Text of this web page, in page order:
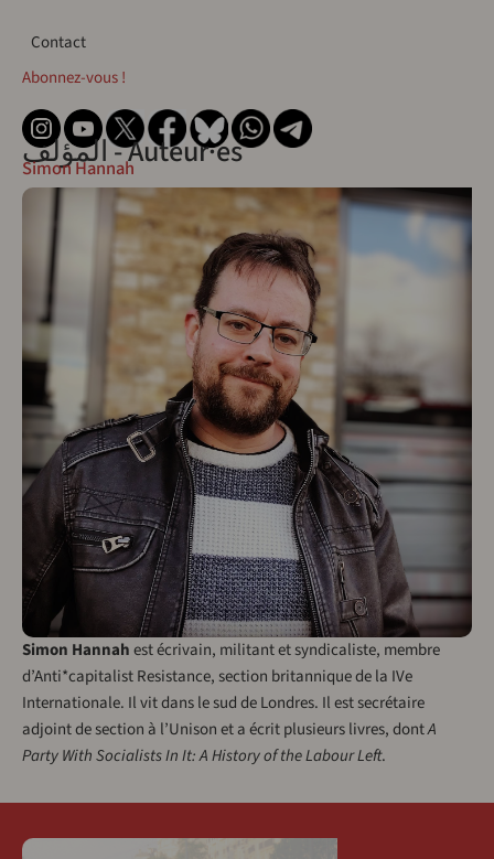
Contact
Contact
Abonnez-vous !
المؤلف - Auteur·esSimon Hannah
Simon Hannahest écrivain, militant et syndicaliste, membre
d’Anti*capitalist Resistance, section britannique de la IVe
Internationale. Il vit dans le sud de Londres. Il est secrétaire
adjoint de section à l’Unison et a écrit plusieurs livres, dontA
Party With Socialists In It: A History of the Labour Left.